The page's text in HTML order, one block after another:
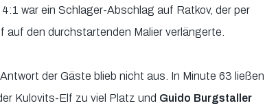
war ein Schlager-Abschlag auf Ratkov, der per
auf den durchstartenden Malier verlängerte.
der Gäste blieb nicht aus. In Minute 63 ließen
Kulovits-Elf zu viel Platz und Guido Burgstaller